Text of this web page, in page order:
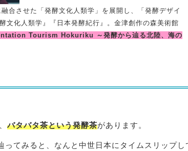
合させた「発酵文化人類学」を展開し、「発酵デザイ
文化人類学』『日本発酵紀行』。金津創作の森美術館
Tourism Hokuriku ～発酵から辿る北陸、海の
バタバタ茶という発酵茶があります。
てみると、なんと中世日本にタイムスリップし